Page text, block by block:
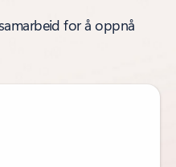
for å oppnå